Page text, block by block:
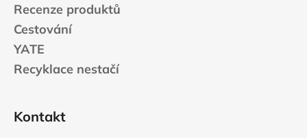
Recenze produktů
Cestování
YATE
Recyklace nestačí
Kontakt